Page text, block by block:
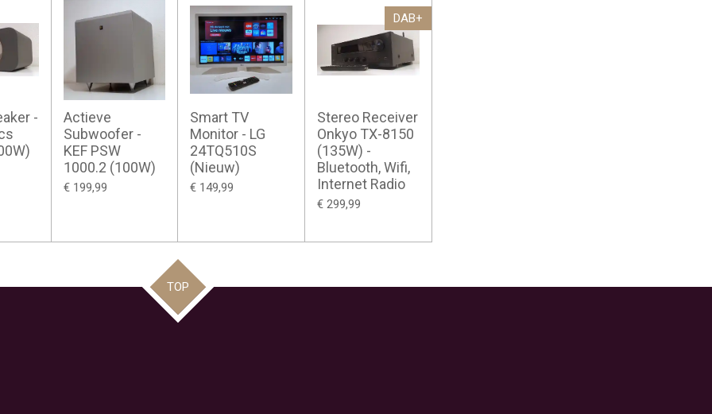
-
Actieve
Subwoofer -
KEF PSW
1000.2 (100W)
€ 199,99
Smart TV
Monitor - LG
24TQ510S
(Nieuw)
€ 149,99
DAB+
Stereo Receiver
Onkyo TX-8150
(135W) -
Bluetooth, Wifi,
Internet Radio
€ 299,99
TOP